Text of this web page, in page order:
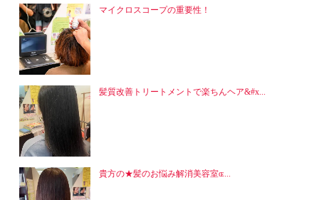
マイクロスコープの重要性！
髪質改善トリートメントで楽ちんヘア&#x...
貴方の★髪のお悩み解消美容室ɶ...